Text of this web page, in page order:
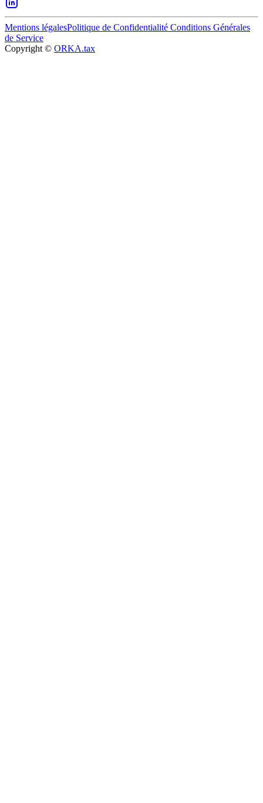
Mentions légalesPolitique de Confidentialité Conditions Générales
de Service
Copyright © ORKA.tax